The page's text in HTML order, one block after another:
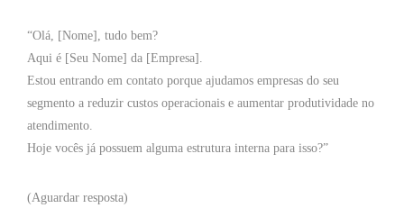
“Olá, [Nome], tudo bem?
Aqui é [Seu Nome] da [Empresa].
Estou entrando em contato porque ajudamos empresas do seu
segmento a reduzir custos operacionais e aumentar produtividade no
atendimento.
Hoje vocês já possuem alguma estrutura interna para isso?”
(Aguardar resposta)